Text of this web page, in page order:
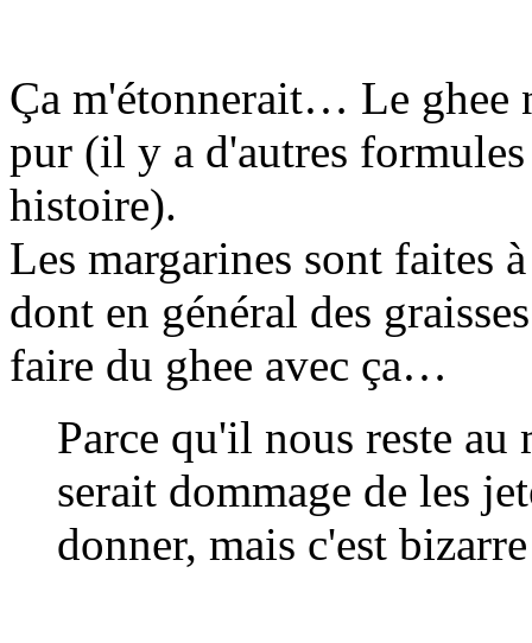
Ça m'étonnerait… Le ghee
pur (il y a d'autres
histoire).
Les margarines sont faites
dont en général des
faire du ghee avec ça…
Parce qu'il nous reste
serait dommage de les
donner, mais c'est